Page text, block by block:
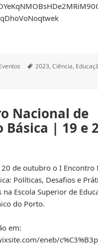
Etiquetas
2023,Ciência,
Nacional de
Básica | 19 e
20 de outubro o I Encontro
Políticas, Desafios e
Escola Superior de
do Porto.
em:
eneb/